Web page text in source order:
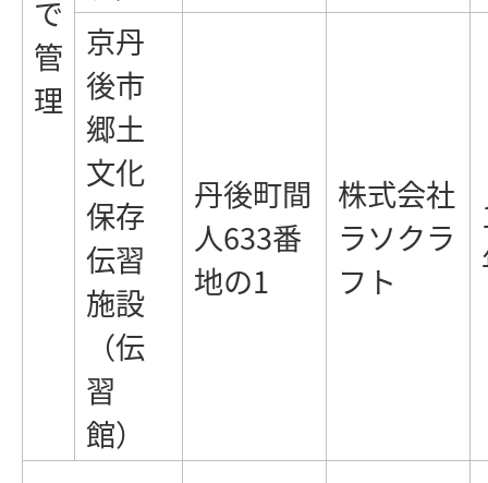
で
管
理
京丹
後市
郷土
文化
保存
伝習
施設
（伝
習
館）
丹後町間
人633番
地の1
株式会社
ラソクラ
フト